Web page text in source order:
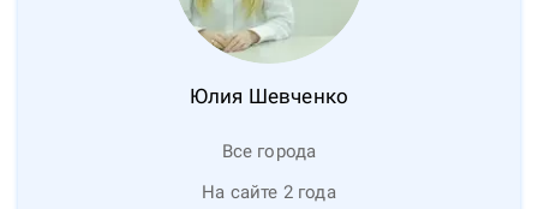
Юлия Шевченко
Все города
На сайте 2 года